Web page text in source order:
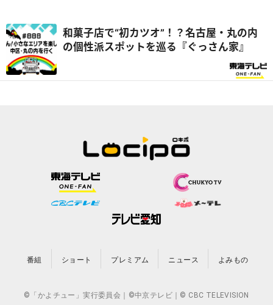
和菓子店で“初カツオ”！？名古屋・丸の内
の個性派スポットを巡る『ぐっさん家』
番組 ショート プレミアム ニュース よみもの
©「かよチュー」実行委員会｜©中京テレビ｜© CBC TELEVISION